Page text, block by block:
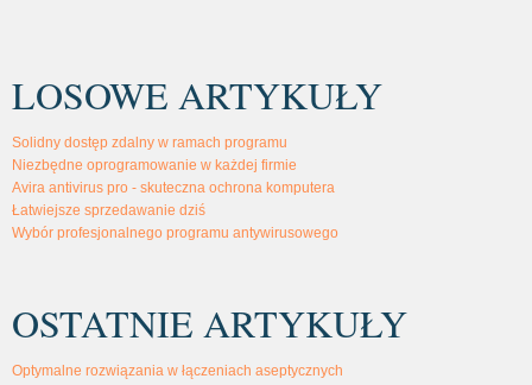
LOSOWE ARTYKUŁY
Solidny dostęp zdalny w ramach programu
Niezbędne oprogramowanie w każdej firmie
Avira antivirus pro - skuteczna ochrona komputera
Łatwiejsze sprzedawanie dziś
Wybór profesjonalnego programu antywirusowego
OSTATNIE ARTYKUŁY
Optymalne rozwiązania w łączeniach aseptycznych